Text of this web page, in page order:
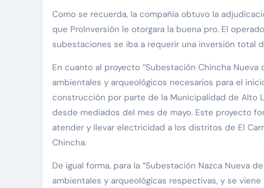
Como se recuerda, la compañía obtuvo la
que ProInversión le otorgara la buena pro. El
subestaciones se iba a requerir una inversión total
En cuanto al proyecto “Subestación Chincha
ambientales y arqueológicos necesarios para el
construcción por parte de la Municipalidad de Alto
desde mediados del mes de mayo. Este proyecto
atender y llevar electricidad a los distritos de El
Chincha.
De igual forma, para la “Subestación Nazca Nueva
ambientales y arqueológicas respectivas, y se